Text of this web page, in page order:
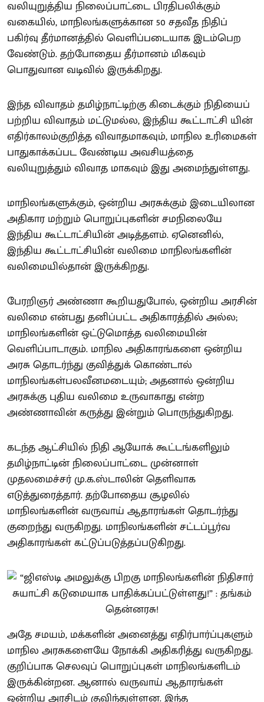
வலியுறுத்திய நிலைப்பாட்டை பிரதிபலிக்கும்
வகையில், மாநிலங்களுக்கான 50 சதவீத நிதிப்
பகிர்வு தீர்மானத்தில் வெளிப்படையாக இடம்பெற
வேண்டும். தற்போதைய தீர்மானம் மிகவும்
பொதுவான வடிவில் இருக்கிறது.
இந்த விவாதம் தமிழ்நாட்டிற்கு கிடைக்கும் நிதியைப்
பற்றிய விவாதம் மட்டுமல்ல, இந்திய கூட்டாட்சி யின்
எதிர்காலம்குறித்த விவாதமாகவும், மாநில உரிமைகள்
பாதுகாக்கப்பட வேண்டிய அவசியத்தை
வலியுறுத்தும் விவாத மாகவும் இது அமைந்துள்ளது.
மாநிலங்களுக்கும், ஒன்றிய அரசுக்கும் இடையிலான
அதிகார மற்றும் பொறுப்புகளின் சமநிலையே
இந்திய கூட்டாட்சியின் அடித்தளம். ஏனெனில்,
இந்திய கூட்டாட்சியின் வலிமை மாநிலங்களின்
வலிமையில்தான் இருக்கிறது.
பேரறிஞர் அண்ணா கூறியதுபோல், ஒன்றிய அரசின்
வலிமை என்பது தனிப்பட்ட அதிகாரத்தில் அல்ல;
மாநிலங்களின் ஒட்டுமொத்த வலிமையின்
வெளிப்பாடாகும். மாநில அதிகாரங்களை ஒன்றிய
அரசு தொடர்ந்து குவித்துக் கொண்டால்
மாநிலங்கள்பலவீனமடையும்; அதனால் ஒன்றிய
அரசுக்கு புதிய வலிமை உருவாகாது என்ற
அண்ணாவின் கருத்து இன்றும் பொருந்துகிறது.
கடந்த ஆட்சியில் நிதி ஆயோக் கூட்டங்களிலும்
தமிழ்நாட்டின் நிலைப்பாட்டை முன்னாள்
முதலமைச்சர் மு.க.ஸ்டாலின் தெளிவாக
எடுத்துரைத்தார். தற்போதைய சூழலில்
மாநிலங்களின் வருவாய் ஆதாரங்கள் தொடர்ந்து
குறைந்து வருகிறது. மாநிலங்களின் சட்டப்பூர்வ
அதிகாரங்கள் கட்டுப்படுத்தப்படுகிறது.
அதே சமயம், மக்களின் அனைத்து எதிர்பார்ப்புகளும்
மாநில அரசுகளையே நோக்கி அதிகரித்து வருகிறது.
குறிப்பாக செலவுப் பொறுப்புகள் மாநிலங்களிடம்
இருக்கின்றன. ஆனால் வருவாய் ஆதாரங்கள்
ஒன்றிய அரசிடம் குவிந்துள்ளன. இந்த